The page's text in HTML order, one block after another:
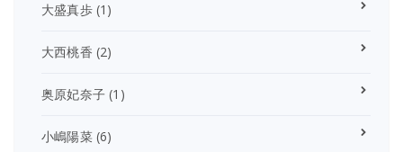
大盛真歩(1)
大西桃香 (2)
奥原妃奈子 (1)
小嶋陽菜(6)